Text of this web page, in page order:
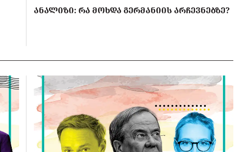
ᲐᲜᲐᲚᲘᲖᲘ: ᲠᲐ ᲛᲝᲮᲓᲐ ᲒᲔᲠᲛᲐᲜᲘᲘᲡ ᲐᲠᲩᲔᲕᲜᲔᲑᲖᲔ?